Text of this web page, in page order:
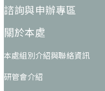
諮詢與申辦專區
關於本處
本處組別介紹與聯絡資訊
研管會介紹